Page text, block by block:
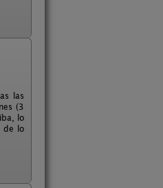
las
(3
lo
de lo